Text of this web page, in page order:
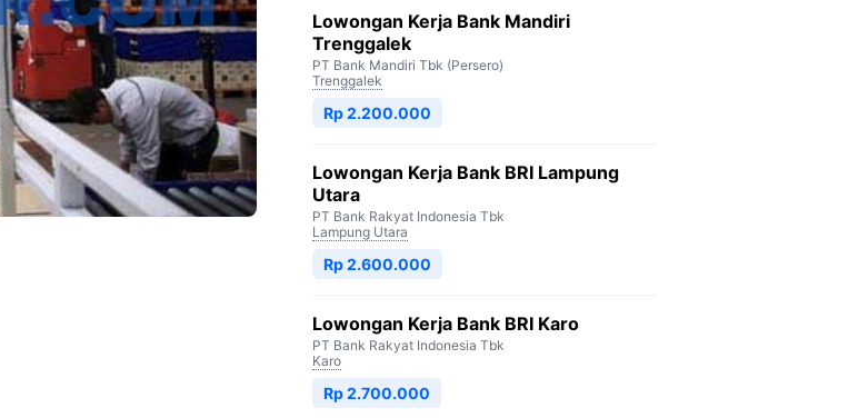
Lowongan Kerja Bank Mandiri
Trenggalek
PT Bank Mandiri Tbk (Persero)
Trenggalek
Rp 2.200.000
Lowongan Kerja Bank BRI Lampung
Utara
PT Bank Rakyat Indonesia Tbk
Lampung Utara
Rp 2.600.000
Lowongan Kerja Bank BRI Karo
PT Bank Rakyat Indonesia Tbk
Karo
Rp 2.700.000